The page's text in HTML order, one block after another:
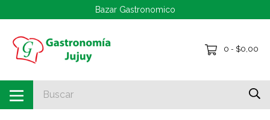
Bazar Gastronomico
0 - $0,00